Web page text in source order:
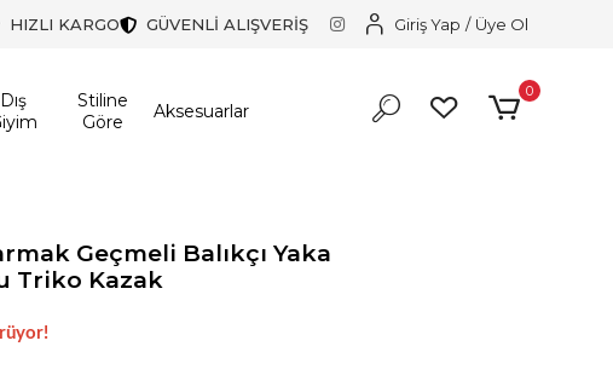
HIZLI KARGO GÜVENLİ ALIŞVERİŞ Giriş Yap / Üye Ol
Dış
Stiline
Göre
Aksesuarlar
0
Geçmeli Balıkçı Yaka
Triko Kazak
azalıyor!